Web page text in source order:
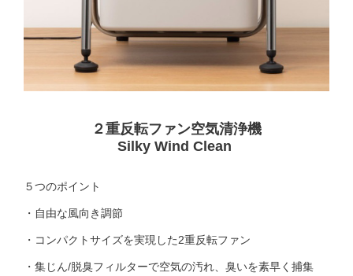
２重反転ファン空気清浄機
Silky Wind Clean
５つのポイント
・自由な風向き調節
・コンパクトサイズを実現した2重反転ファン
・集じん/脱臭フィルターで空気の汚れ、臭いを素早く捕集